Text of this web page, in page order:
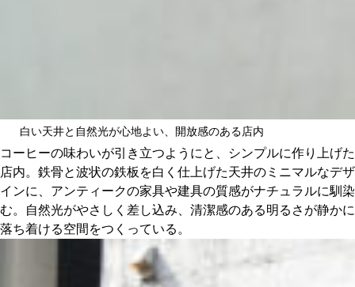
白い天井と自然光が心地よい、開放感のある店内
コーヒーの味わいが引き立つようにと、シンプルに作り上げた
店内。鉄骨と波状の鉄板を白く仕上げた天井のミニマルなデザ
インに、アンティークの家具や建具の質感がナチュラルに馴染
む。自然光がやさしく差し込み、清潔感のある明るさが静かに
落ち着ける空間をつくっている。